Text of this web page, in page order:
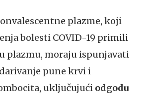
plazme, koji
bolesti COVID-19 primili
plazmu, moraju ispunjavati
pune krvi i
uključujući odgodu